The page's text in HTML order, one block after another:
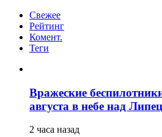
Свежее
Рейтинг
Комент.
Теги
Вражеские
августа в небе над
2 часа назад